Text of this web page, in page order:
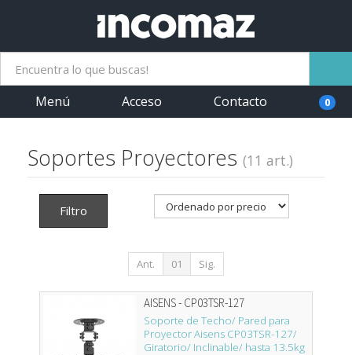
Menú Acceso Contacto 0
Soportes Proyectores (11 art.)
Filtro
Ant. 01 Sig.
AISENS - CP03TSR-127
Soporte de Techo/ Pared para
Proyector Aisens CP03TSR-127/
Giratorio/ Inclinable/ hasta 13.5kg